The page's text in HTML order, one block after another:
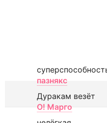
пазнякс
Дуракам везёт
О! Марго